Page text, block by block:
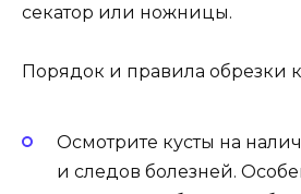
секатор или ножницы.
Порядок и правила обрезки
Осмотрите кусты на
и следов болезней.